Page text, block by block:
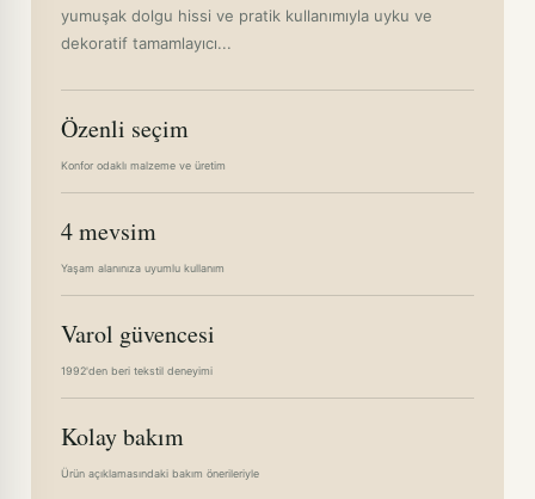
yumuşak dolgu hissi ve pratik kullanımıyla uyku ve
dekoratif tamamlayıcı...
Özenli seçim
Konfor odaklı malzeme ve üretim
4 mevsim
Yaşam alanınıza uyumlu kullanım
Varol güvencesi
1992'den beri tekstil deneyimi
Kolay bakım
Ürün açıklamasındaki bakım önerileriyle